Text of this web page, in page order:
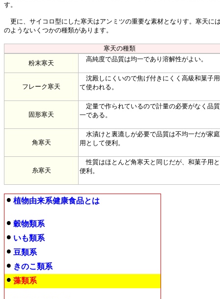
す。
更に、サイコロ型にした寒天はアンミツの重要な素材となりす。寒天に
のようないくつかの種類があります。
寒天の種類
粉末寒天
高純度で品質は均一であり溶解性がよい。
フレーク寒天
沈殿しにくいので焦げ付きにくく高級和菓子
て使われる。
固形寒天
定量で作られているので計量の必要がなく品
一である。
角寒天
水漬けと裏漉しが必要で品質は不均一だが家
用として便利。
糸寒天
性質はほとんど角寒天と同じだが、和菓子用
便利。
植物由来系健康食品とは
穀物類系
いも類系
豆類系
きのこ類系
藻類系